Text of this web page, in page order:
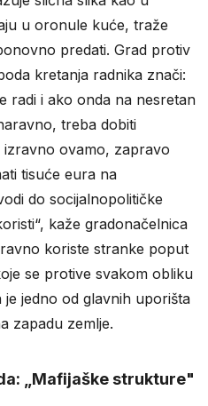
u oronule kuće, traže
predati. Grad protiv
kretanja radnika znači:
radi i ako onda na nesretan
treba dobiti
izravno ovamo, zapravo
tisuće eura na
do socijalnopolitičke
kaže gradonačelnica
koriste stranke poput
se protive svakom obliku
je jedno od glavnih uporišta
zapadu zemlje.
„Mafijaške strukture"